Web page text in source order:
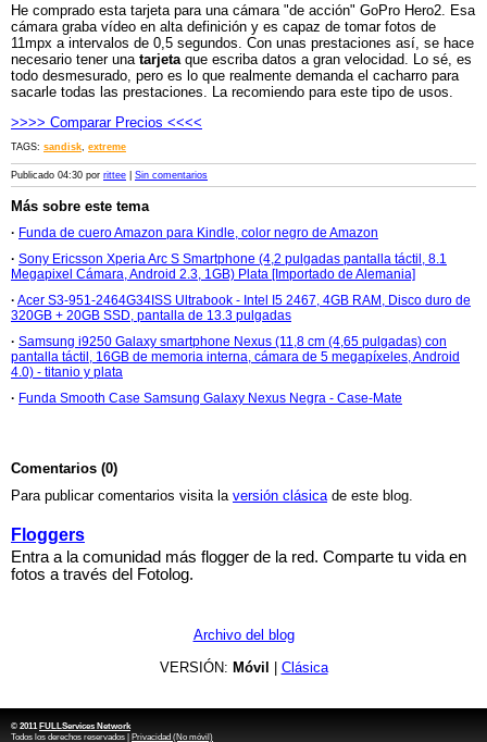
He comprado esta tarjeta para una cámara "de acción" GoPro Hero2. Esa
cámara graba vídeo en alta definición y es capaz de tomar fotos de
11mpx a intervalos de 0,5 segundos. Con unas prestaciones así, se hace
necesario tener una tarjeta que escriba datos a gran velocidad. Lo sé, es
todo desmesurado, pero es lo que realmente demanda el cacharro para
sacarle todas las prestaciones. La recomiendo para este tipo de usos.
>>>> Comparar Precios <<<<
TAGS: sandisk extreme
Publicado 04:30 por rittee Sin comentarios
Más sobre este tema
· Funda de cuero Amazon para Kindle, color negro de Amazon
· Sony Ericsson Xperia Arc S Smartphone (4,2 pulgadas pantalla táctil, 8.1
Megapixel Cámara, Android 2.3, 1GB) Plata [Importado de Alemania]
· Acer S3-951-2464G34ISS Ultrabook - Intel I5 2467, 4GB RAM, Disco duro de
320GB + 20GB SSD, pantalla de 13.3 pulgadas
· Samsung i9250 Galaxy smartphone Nexus (11,8 cm (4,65 pulgadas) con
pantalla táctil, 16GB de memoria interna, cámara de 5 megapíxeles, Android
4.0) - titanio y plata
· Funda Smooth Case Samsung Galaxy Nexus Negra - Case-Mate
Comentarios (0)
Para publicar comentarios visita la versión clásica de este blog.
Floggers
Entra a la comunidad más flogger de la red. Comparte tu vida en
fotos a través del Fotolog.
Archivo del blog
VERSIÓN: Móvil Clásica
© 2011 FULLServices Network
Todos los derechos reservados | Privacidad (No móvil)